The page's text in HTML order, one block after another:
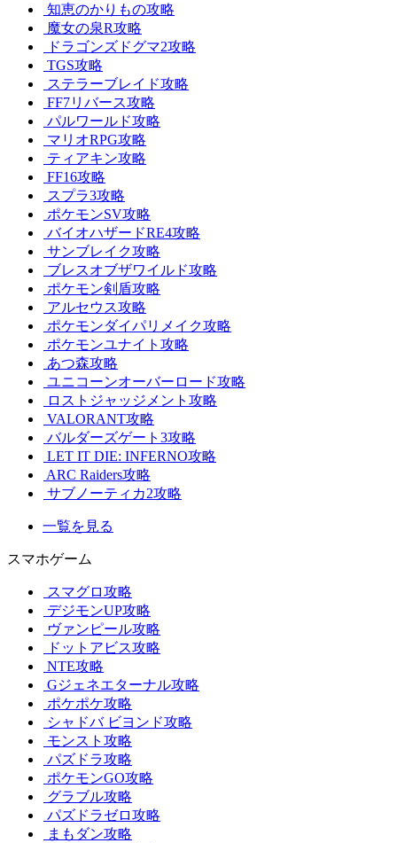
知恵のかりもの攻略
魔女の泉R攻略
ドラゴンズドグマ2攻略
TGS攻略
ステラーブレイド攻略
FF7リバース攻略
パルワールド攻略
マリオRPG攻略
ティアキン攻略
FF16攻略
スプラ3攻略
ポケモンSV攻略
バイオハザードRE4攻略
サンブレイク攻略
ブレスオブザワイルド攻略
ポケモン剣盾攻略
アルセウス攻略
ポケモンダイパリメイク攻略
ポケモンユナイト攻略
あつ森攻略
ユニコーンオーバーロード攻略
ロストジャッジメント攻略
VALORANT攻略
バルダーズゲート3攻略
LET IT DIE: INFERNO攻略
ARC Raiders攻略
サブノーティカ2攻略
一覧を見る
スマホゲーム
スマグロ攻略
デジモンUP攻略
ヴァンピール攻略
ドットアビス攻略
NTE攻略
Gジェネエターナル攻略
ポケポケ攻略
シャドバ ビヨンド攻略
モンスト攻略
パズドラ攻略
ポケモンGO攻略
グラブル攻略
パズドラゼロ攻略
まもダン攻略